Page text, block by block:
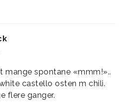
mange spontane «mmm!»..
castello osten m chili.
flere ganger.